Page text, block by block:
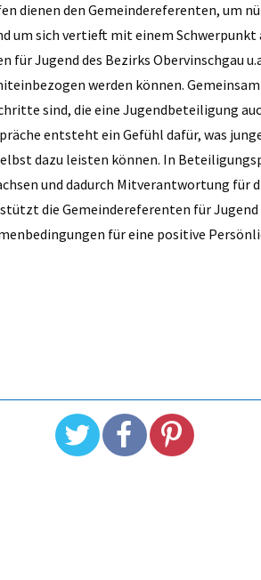
dienen den Gemeindereferenten, um
um sich vertieft mit einem Schwerpunkt
Jugend des Bezirks Obervinschgau
werden können. Gemeinsam
sind, die eine Jugendbeteiligung
entsteht ein Gefühl dafür, was
dazu leisten können. In
und dadurch Mitverantwortung für
die Gemeindereferenten für
für eine positive